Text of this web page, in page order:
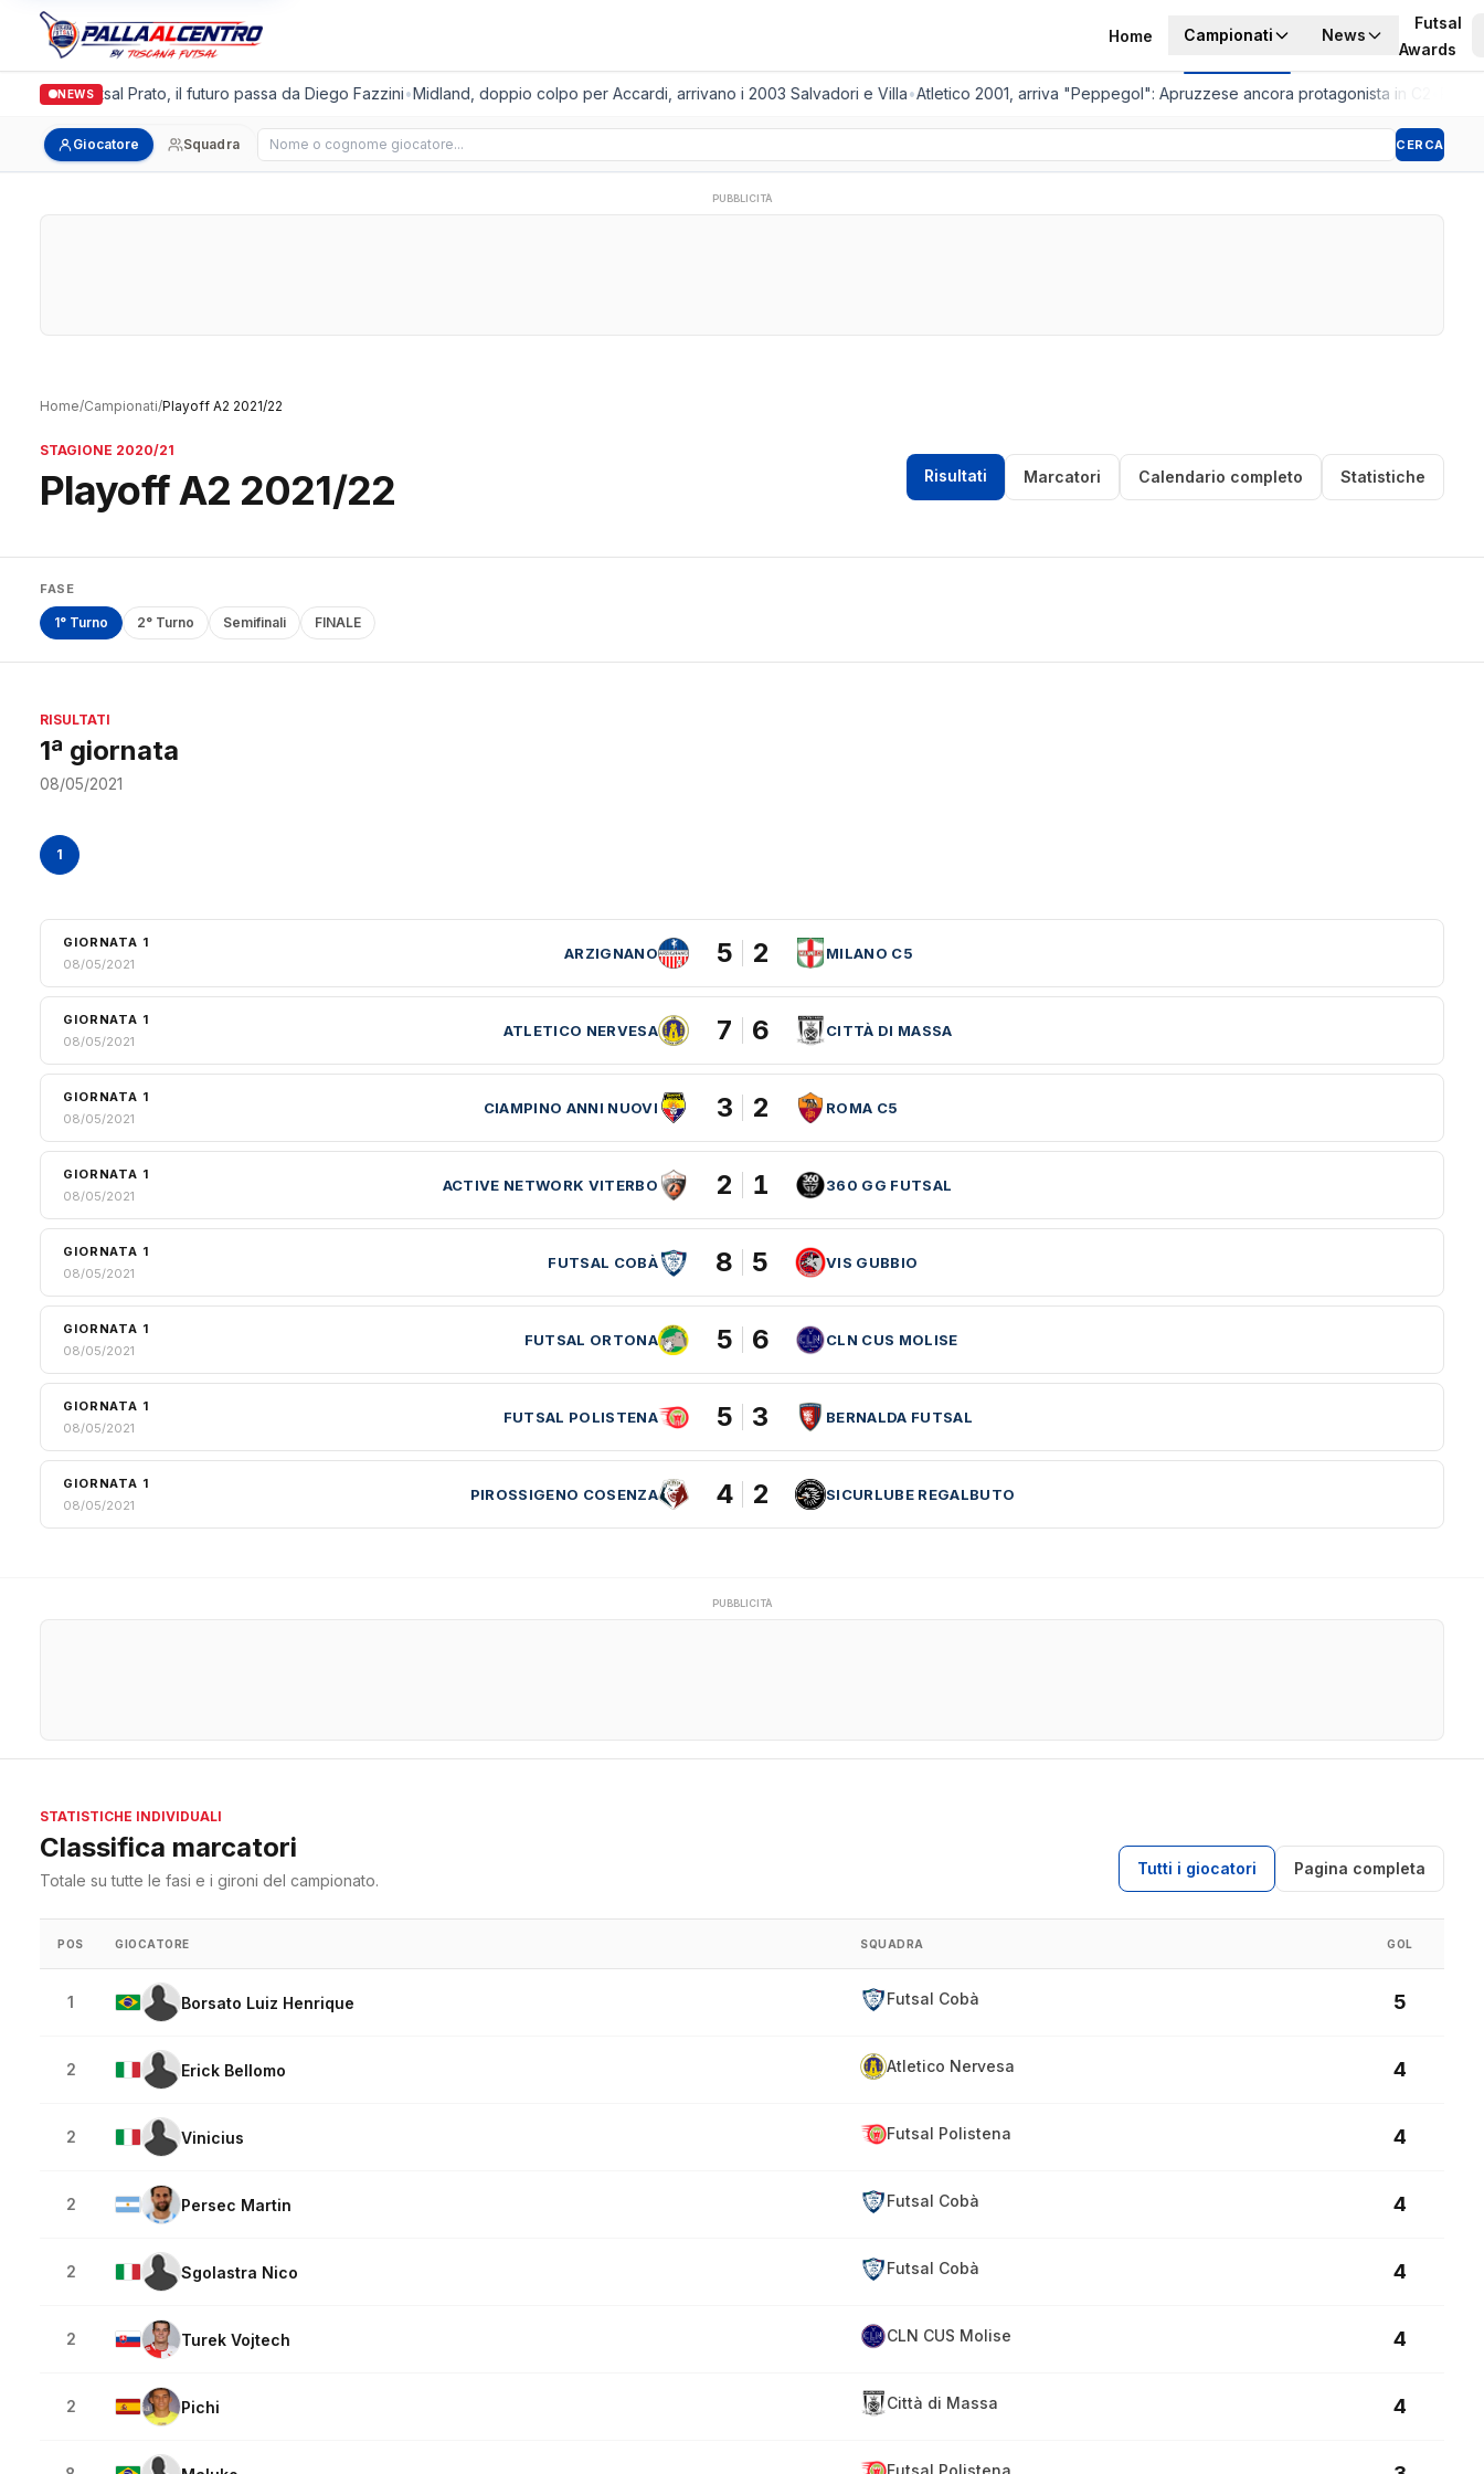
Home Campionati News
Futsal
Awards
NEWS
Futsal Prato, il futuro passa da Diego Fazzini•Midland, doppio colpo per Accardi, arrivano i 2003 Salvadori e Villa•Atletico 2001, arriva "Peppegol": Apruzzese ancora protagonista in C2
Giocatore Squadra Cerca giocatore CERCA
PUBBLICITÀ
Home/Campionati/Playoff A2 2021/22
STAGIONE 2020/21
Playoff A2 2021/22 Risultati Marcatori Calendario completo Statistiche
FASE
1° Turno 2° Turno Semifinali FINALE
RISULTATI
1ª giornata
08/05/2021
1
GIORNATA 1
08/05/2021
ARZIGNANO 5 2 MILANO C5
GIORNATA 1
08/05/2021
ATLETICO NERVESA 7 6 CITTÀ DI MASSA
GIORNATA 1
08/05/2021
CIAMPINO ANNI NUOVI 3 2 ROMA C5
GIORNATA 1
08/05/2021
ACTIVE NETWORK VITERBO 2 1 360 GG FUTSAL
GIORNATA 1
08/05/2021
FUTSAL COBÀ 8 5 VIS GUBBIO
GIORNATA 1
08/05/2021
FUTSAL ORTONA 5 6 CLN CUS MOLISE
GIORNATA 1
08/05/2021
FUTSAL POLISTENA 5 3 BERNALDA FUTSAL
GIORNATA 1
08/05/2021
PIROSSIGENO COSENZA 4 2 SICURLUBE REGALBUTO
PUBBLICITÀ
STATISTICHE INDIVIDUALI
Classifica marcatori
Totale su tutte le fasi e i gironi del campionato.
Tutti i giocatori Pagina completa
POS GIOCATORE SQUADRA GOL
1 Borsato Luiz Henrique Futsal Cobà 5
2 Erick Bellomo Atletico Nervesa 4
2 Vinicius Futsal Polistena 4
2 Persec Martin Futsal Cobà 4
2 Sgolastra Nico Futsal Cobà 4
2 Turek Vojtech CLN CUS Molise 4
2 Pichi Città di Massa 4
Futsal Polistena